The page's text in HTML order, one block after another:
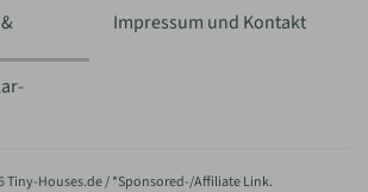
Impressum und Kontakt
Tiny-Houses.de / *Sponsored-/Affiliate Link.